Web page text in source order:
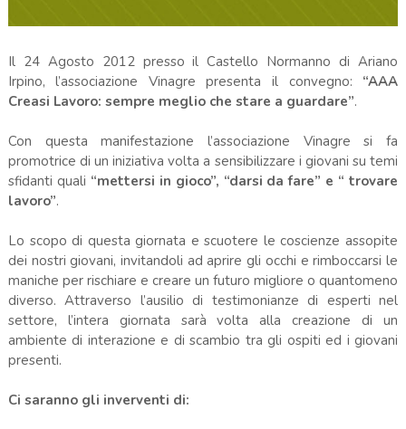
Il 24 Agosto 2012 presso il Castello Normanno di Ariano
Irpino, l’associazione Vinagre presenta il convegno: “AAA
Creasi Lavoro: sempre meglio che stare a guardare”.
Con questa manifestazione l’associazione Vinagre si fa
promotrice di un iniziativa volta a sensibilizzare i giovani su temi
sfidanti quali “mettersi in gioco”, “darsi da fare” e “ trovare
lavoro”.
Lo scopo di questa giornata e scuotere le coscienze assopite
dei nostri giovani, invitandoli ad aprire gli occhi e rimboccarsi le
maniche per rischiare e creare un futuro migliore o quantomeno
diverso. Attraverso l’ausilio di testimonianze di esperti nel
settore, l’intera giornata sarà volta alla creazione di un
ambiente di interazione e di scambio tra gli ospiti ed i giovani
presenti.
Ci saranno gli inverventi di: